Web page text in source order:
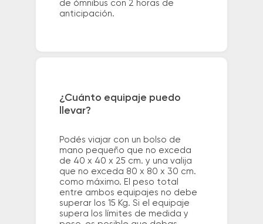
de ómnibus con 2 horas de
anticipación.
¿Cuánto equipaje puedo
llevar?
Podés viajar con un bolso de
mano pequeño que no exceda
de 40 x 40 x 25 cm. y una valija
que no exceda 80 x 80 x 30 cm.
como máximo. El peso total
entre ambos equipajes no debe
superar los 15 Kg. Si el equipaje
supera los límites de medida y